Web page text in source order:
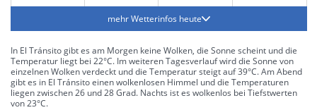
mehr Wetterinfos heute
In El Tránsito gibt es am Morgen keine Wolken, die Sonne scheint und die
Temperatur liegt bei 22°C. Im weiteren Tagesverlauf wird die Sonne von
einzelnen Wolken verdeckt und die Temperatur steigt auf 39°C. Am Abend
gibt es in El Tránsito einen wolkenlosen Himmel und die Temperaturen
liegen zwischen 26 und 28 Grad. Nachts ist es wolkenlos bei Tiefstwerten
von 23°C.